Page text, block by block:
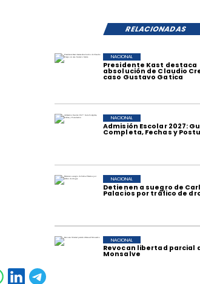
RELACIONADAS
Presidente Kast destaca
absolución de Claudio
caso Gustavo Gatica
NACIONAL
Admisión Escolar 2027:
Completa, Fechas y
NACIONAL
Detienen a suegro de
Palacios por tráfico de
NACIONAL
Revocan libertad parcial
Monsalve
NACIONAL